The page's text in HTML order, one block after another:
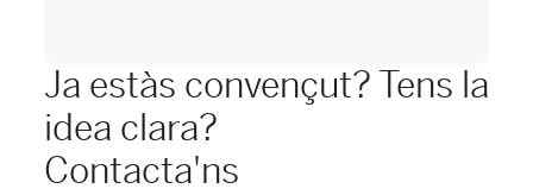
Ja estàs convençut? Tens la
idea clara?
Contacta'ns